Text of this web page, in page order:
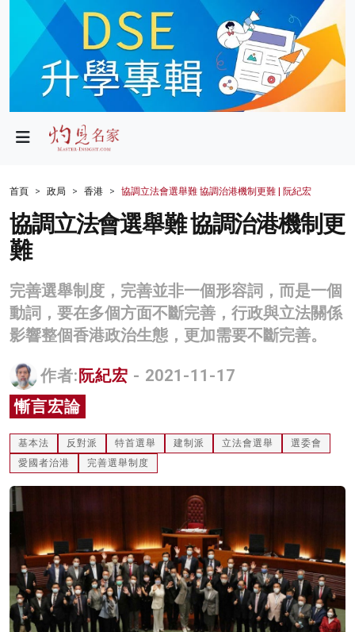
政局
財經
生活
健康
商業
科技
影片
名家榜
灼見活動
關於我們
首頁 政局 香港 協調立法會選舉難 協調治港機制更難 | 阮紀宏
協調立法會選舉難 協調治港機制更
難
完善選舉制度，完善並非一個形容詞，而是一個
動詞，要在多個方面不斷完善，行政與立法關係
影響整個香港政治生態，更加需要不斷完善。
作者: 阮紀宏 - 2021-11-17
慚言宏論
基本法 反對派 特首選舉 建制派 立法會選舉
選委會
愛國者治港
完善選舉制度